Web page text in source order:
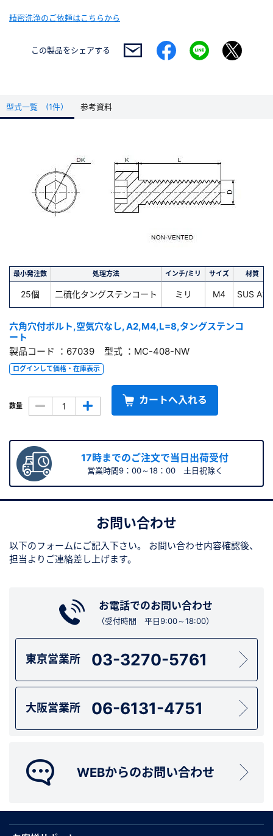
精密洗浄のご依頼はこちらから
この製品をシェアする
型式一覧 (1件） 参考資料
最小発注数 処理方法 インチ/ミリ サイズ 材質
25個 二硫化タングステンコート ミリ M4 SUS A2
六角穴付ボルト,空気穴なし, A2,M4,L=8,タングステンコ
ート
製品コード ：67039 型式 ：MC-408-NW
ログインして価格・在庫表示
数量 カートへ入れる
17時までのご注文で当日出荷受付
営業時間9：00～18：00 土日祝除く
お問い合わせ
以下のフォームにご記入下さい。
お問い合わせ内容確認後、
担当よりご連絡差し上げます。
お電話でのお問い合わせ
（受付時間 平日9:00～18:00）
東京営業所 03-3270-5761
大阪営業所 06-6131-4751
WEBからのお問い合わせ